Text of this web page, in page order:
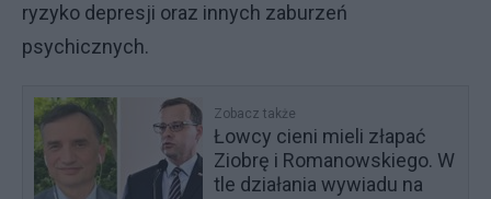
ryzyko depresji oraz innych zaburzeń
psychicznych.
Zobacz także
Łowcy cieni mieli złapać
Ziobrę i Romanowskiego. W
tle działania wywiadu na